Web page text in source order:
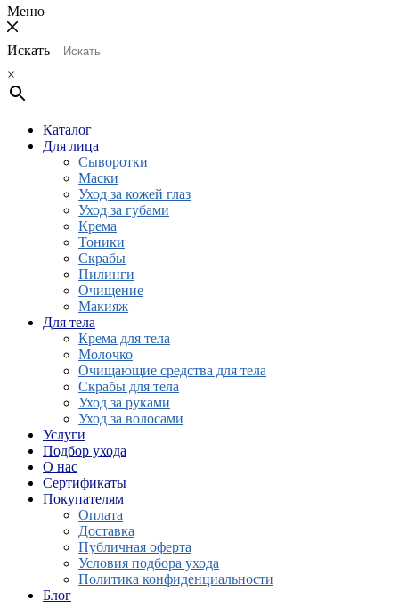
Меню
Искать
×
Каталог
Для лица
Сыворотки
Маски
Уход за кожей глаз
Уход за губами
Крема
Тоники
Скрабы
Пилинги
Очищение
Макияж
Для тела
Крема для тела
Молочко
Очищающие средства для тела
Скрабы для тела
Уход за руками
Уход за волосами
Услуги
Подбор ухода
О нас
Сертификаты
Покупателям
Оплата
Доставка
Публичная оферта
Условия подбора ухода
Политика конфиденциальности
Блог